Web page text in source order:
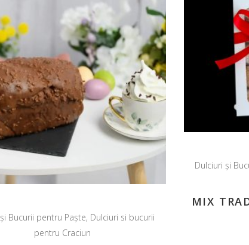
Bucurii pentru Paște, Dulciuri si bucurii
pentru Craciun
Dulciuri și
MIX